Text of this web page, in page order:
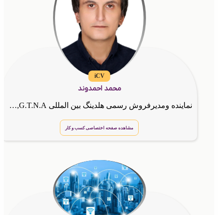
iCV
محمد احمدوند
نماینده ومدیرفروش رسمی هلدینگ بین المللی G.T.N.A,مشاور کسب وکارهای اینترنتی
مشاهده صفحه اختصاصی کسب و کار